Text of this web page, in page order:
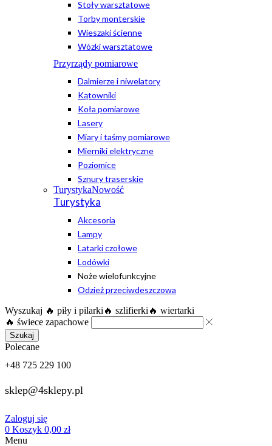
Stoły warsztatowe
Torby monterskie
Wieszaki ścienne
Wózki warsztatowe
Przyrządy pomiarowe
Dalmierze i niwelatory
Kątowniki
Koła pomiarowe
Lasery
Miary i taśmy pomiarowe
Mierniki elektryczne
Poziomice
Sznury traserskie
TurystykaNowość
Turystyka
Akcesoria
Lampy
Latarki czołowe
Lodówki
Noże wielofunkcyjne
Odzież przeciwdeszczowa
Wyszukaj 🔥 piły i pilarki 🔥 szlifierki 🔥 wiertarki
🔥 świece zapachowe
Szukaj
Polecane
+48 725 229 100
sklep@4sklepy.pl
Zaloguj się
0 Koszyk 0,00 zł
Menu